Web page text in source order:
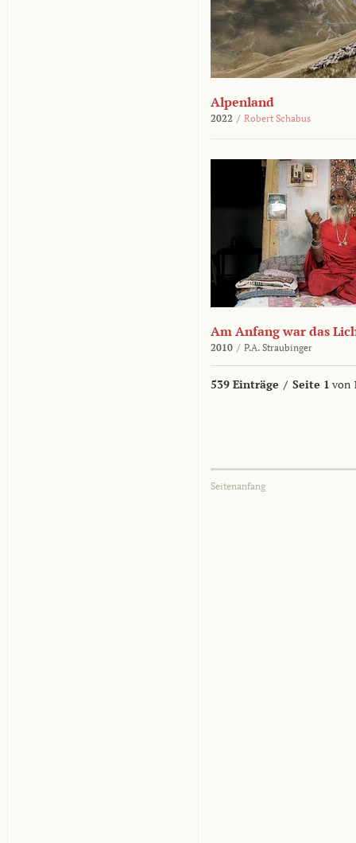
Alpenland
2022 / Robert Schabus
Am Anfang war das
2010 / P.A. Straubinger
539 Einträge / Seite 1 von
Seitenanfang